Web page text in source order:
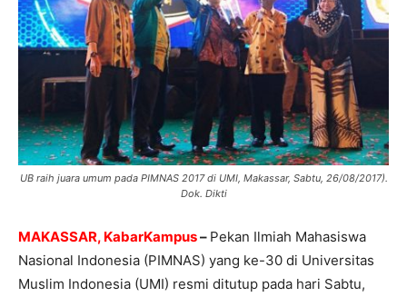
UB raih juara umum pada PIMNAS 2017 di UMI, Makassar, Sabtu, 26/08/2017).
Dok. Dikti
MAKASSAR, KabarKampus– Pekan Ilmiah Mahasiswa
Nasional Indonesia (PIMNAS) yang ke-30 di Universitas
Muslim Indonesia (UMI) resmi ditutup pada hari Sabtu,